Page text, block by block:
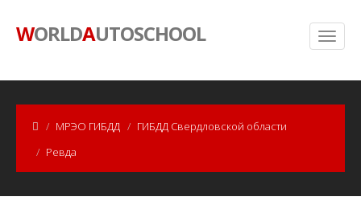
WORLDAUTOSCHOOL
МРЭО ГИБДД
ГИБДД Свердловской области
Ревда